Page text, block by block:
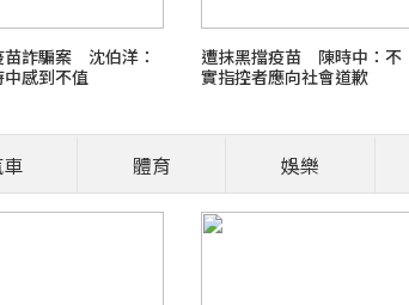
苗詐騙案 沈伯洋：
感到不值
遭抹黑擋疫苗 陳時中：不
實指控者應向社會道歉
體育 娛樂